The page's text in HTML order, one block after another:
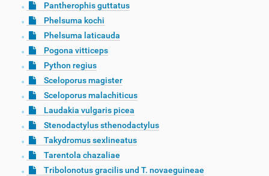
Pantherophis guttatus
Phelsuma kochi
Phelsuma laticauda
Pogona vitticeps
Python regius
Sceloporus magister
Sceloporus malachiticus
Laudakia vulgaris picea
Stenodactylus sthenodactylus
Takydromus sexlineatus
Tarentola chazaliae
Tribolonotus gracilis und T. novaeguineae